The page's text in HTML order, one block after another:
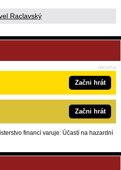
Raclavský
Začni hrát
Začni hrát
financí varuje: Účastí na hazardní